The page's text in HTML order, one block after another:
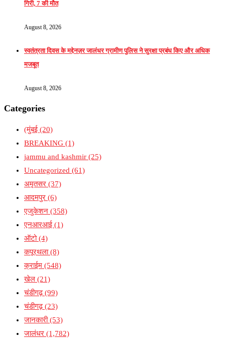
गिरी, 7 की मौत
August 8, 2026
स्वतंत्रता दिवस के मद्देनज़र जालंधर ग्रामीण पुलिस ने सुरक्षा प्रबंध किए और अधिक
मजबूत
August 8, 2026
Categories
(मुंबई (20)
BREAKING (1)
jammu and kashmir (25)
Uncategorized (61)
अमृतसर (37)
आदमपुर (6)
एजुकेशन (358)
एनआरआई (1)
ऑटो(4)
कपूरथला(8)
क्राईम (548)
खेल (21)
चंडीगढ़(99)
चंडीगढ़(23)
जानकारी(53)
जालंधर (1,782)